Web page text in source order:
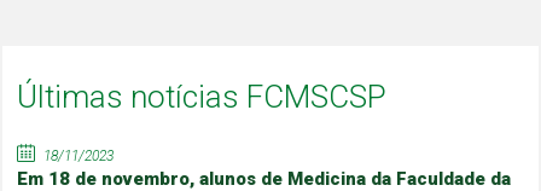
Últimas notícias FCMSCSP
18/11/2023
Em 18 de novembro, alunos de Medicina da Faculdade da